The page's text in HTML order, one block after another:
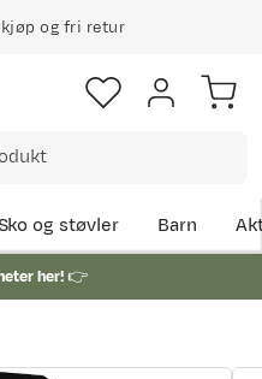
og fri retur
og støvler Barn
her!👉